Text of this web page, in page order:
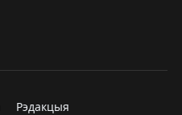
Рэдакцыя